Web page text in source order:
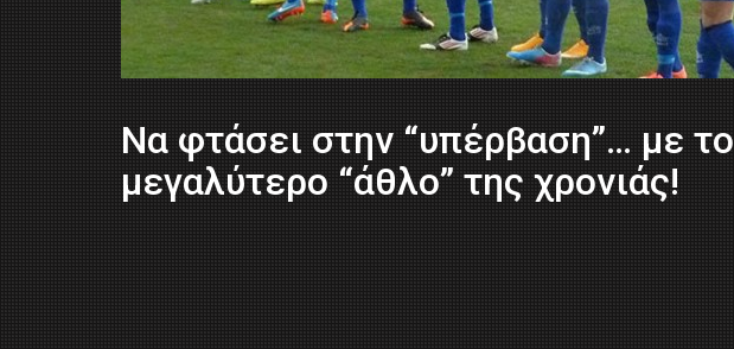
Να φτάσει στην “υπέρβαση”… με το
μεγαλύτερο “άθλο” της χρονιάς!